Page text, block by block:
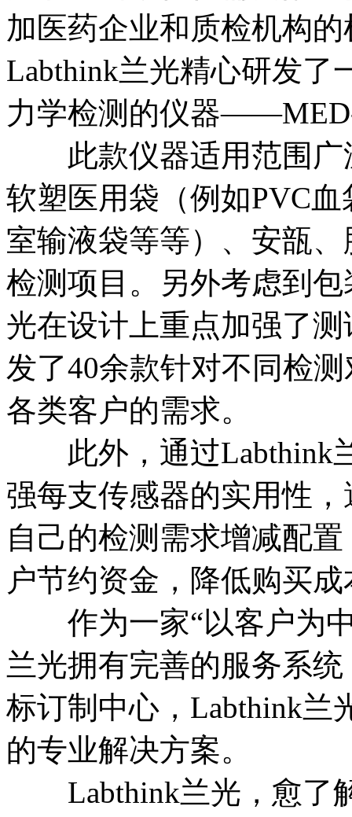
加医药企业和质检机构
Labthink兰光精心研发了
力学检测的仪器
此款仪器适用范围广
软塑医用袋（例如PVC
室输液袋等等）、安瓿
检测项目。另外考虑到
光在设计上重点加强了
发了40余款针对不同检
各类客户的需求。
此外，通过Labthink
强每支传感器的实用性
自己的检测需求增减配
户节约资金，降低购买成
作为一家“以客户为中
兰光拥有完善的服务系
标订制中心，Labthink兰
的专业解决方案。
Labthink兰光，愈了